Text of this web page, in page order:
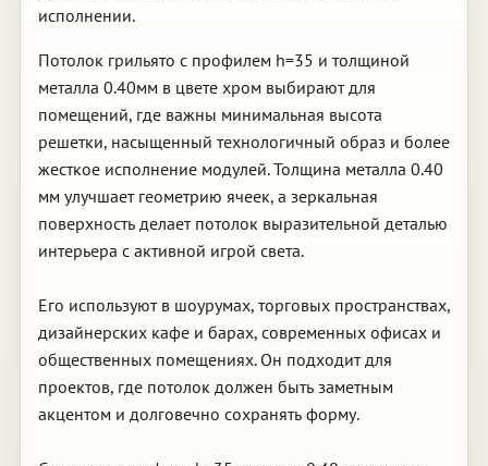
исполнении.
Потолок грильято с профилем h=35 и толщиной
металла 0.40мм в цвете хром выбирают для
помещений, где важны минимальная высота
решетки, насыщенный технологичный образ и более
жесткое исполнение модулей. Толщина металла 0.40
мм улучшает геометрию ячеек, а зеркальная
поверхность делает потолок выразительной деталью
интерьера с активной игрой света.
Его используют в шоурумах, торговых пространствах,
дизайнерских кафе и барах, современных офисах и
общественных помещениях. Он подходит для
проектов, где потолок должен быть заметным
акцентом и долговечно сохранять форму.